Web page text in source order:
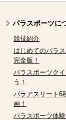
パラスポーツに
競技紹介
はじめてのパラ
完全版！
パラスポーツク
う！
パラアスリート6
画！
パラスポーツ体